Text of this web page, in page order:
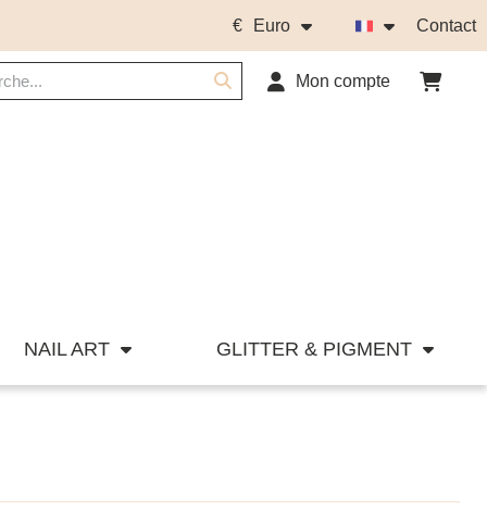
€ Euro Contact
Mon compte
NAIL ART GLITTER & PIGMENT